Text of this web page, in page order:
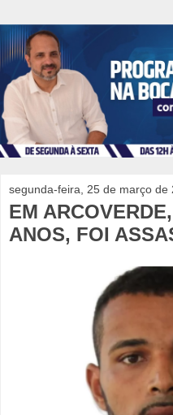
segunda-feira, 25 de março de
EM
ANOS, FOI